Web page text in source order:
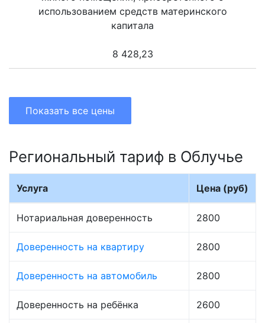
использованием средств материнского
капитала
8 428,23
Показать все цены
Региональный тариф в Облучье
Услуга Цена (руб)
Нотариальная доверенность 2800
Доверенность на квартиру 2800
Доверенность на автомобиль 2800
Доверенность на ребёнка 2600